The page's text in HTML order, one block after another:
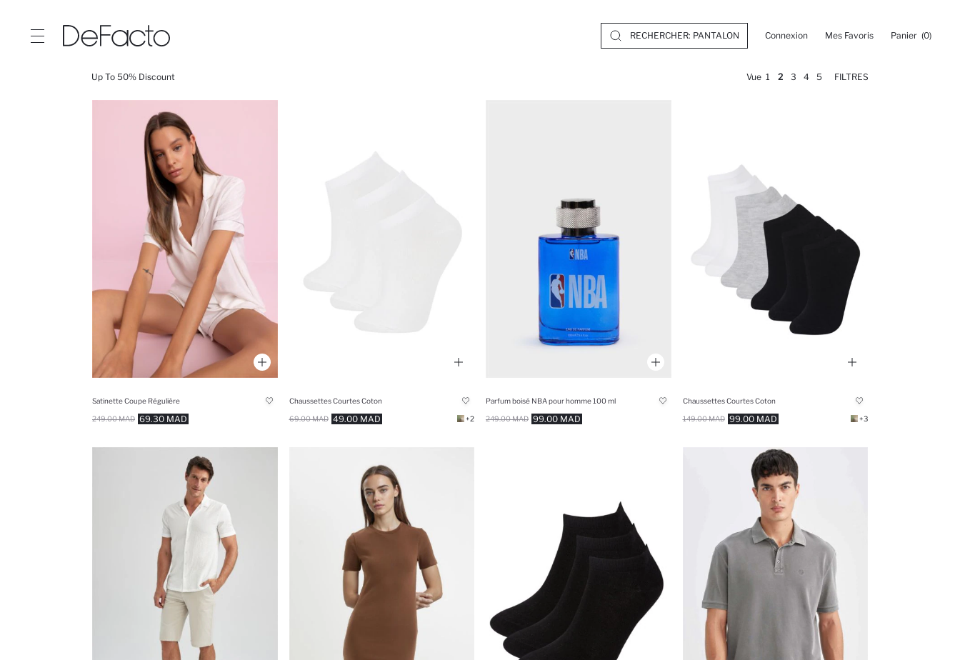
Connexion Mes Favoris Panier (0)
Up To 50% Discount Vue 1 2 3 4 5 FILTRES
Satinette Coupe Régulière
69.30 MAD
249.00 MAD
Chaussettes Courtes Coton
49.00 MAD
69.00 MAD +2
Parfum boisé NBA pour homme 100 ml
99.00 MAD
249.00 MAD
Chaussettes Courtes Coton
99.00 MAD
149.00 MAD +3